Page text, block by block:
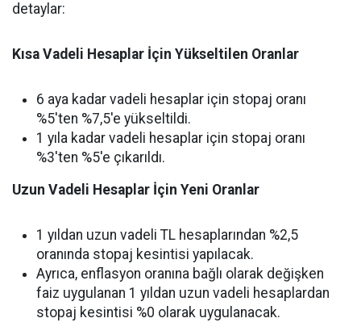
detaylar:
Kısa Vadeli Hesaplar İçin Yükseltilen Oranlar
6 aya kadar vadeli hesaplar için stopaj oranı
%5'ten %7,5'e yükseltildi.
1 yıla kadar vadeli hesaplar için stopaj oranı
%3'ten %5'e çıkarıldı.
Uzun Vadeli Hesaplar İçin Yeni Oranlar
1 yıldan uzun vadeli TL hesaplarından %2,5
oranında stopaj kesintisi yapılacak.
Ayrıca, enflasyon oranına bağlı olarak değişken
faiz uygulanan 1 yıldan uzun vadeli hesaplardan
stopaj kesintisi %0 olarak uygulanacak.